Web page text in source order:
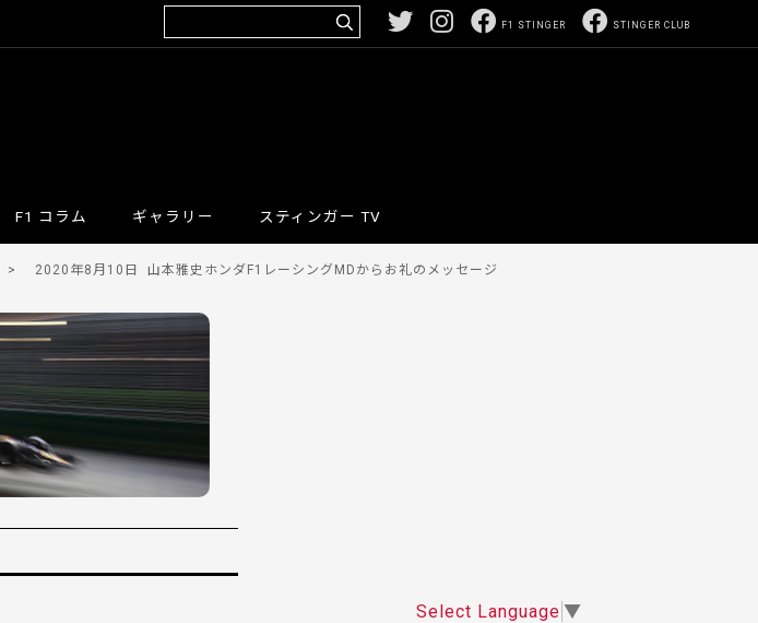
STINGER CLUB
F1 STINGER
F1 コラム ギャラリー スティンガー TV
> 2020年8月10日 山本雅史ホンダF1レーシングMDからお礼のメッセージ
Select Language ▼